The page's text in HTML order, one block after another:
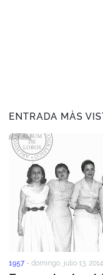
ENTRADA MÀS
1957 - domingo, julio 13, 2014